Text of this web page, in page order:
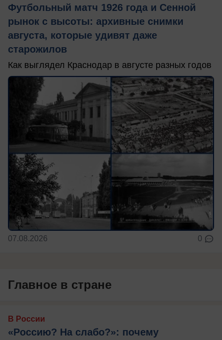
Футбольный матч 1926 года и Сенной
рынок с высоты: архивные снимки
августа, которые удивят даже
старожилов
Как выглядел Краснодар в августе разных годов
07.08.2026 0
Главное в стране
В России
«Россию? На слабо?»: почему